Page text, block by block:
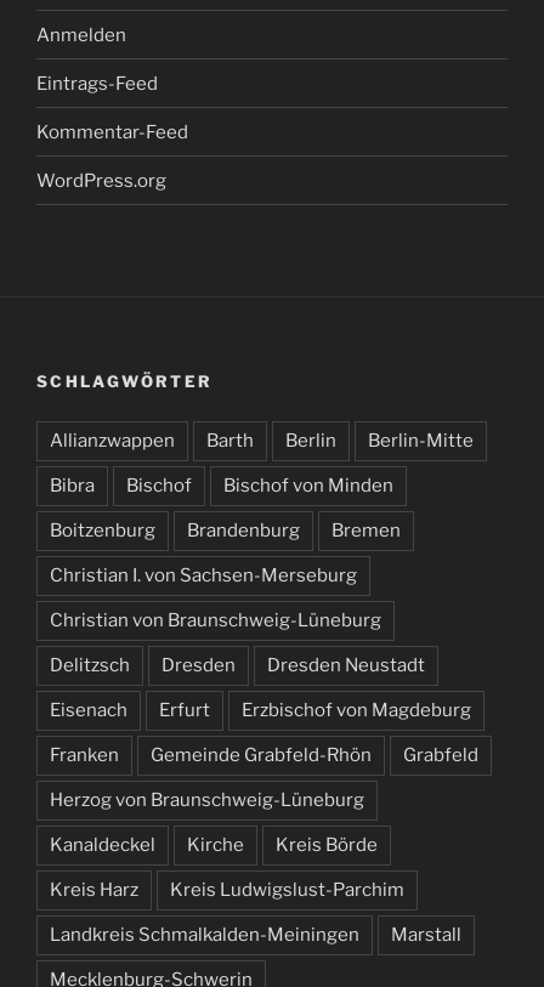
Anmelden
Eintrags-Feed
Kommentar-Feed
WordPress.org
SCHLAGWÖRTER
Allianzwappen Barth Berlin Berlin-Mitte
Bibra Bischof Bischof von Minden
Boitzenburg Brandenburg Bremen
Christian I. von Sachsen-Merseburg
Christian von Braunschweig-Lüneburg
Delitzsch Dresden Dresden Neustadt
Eisenach Erfurt Erzbischof von Magdeburg
Franken Gemeinde Grabfeld-Rhön Grabfeld
Herzog von Braunschweig-Lüneburg
Kanaldeckel Kirche Kreis Börde
Kreis Harz Kreis Ludwigslust-Parchim
Landkreis Schmalkalden-Meiningen Marstall
Mecklenburg-Schwerin